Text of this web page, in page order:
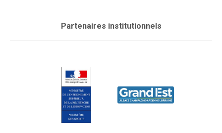
Partenaires institutionnels